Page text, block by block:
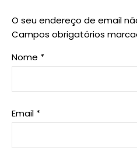
O seu endereço de email
Campos obrigatórios
Nome *
Email *